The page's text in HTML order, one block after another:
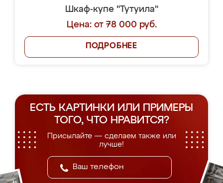
Шкаф-купе "Тутуила"
Цена: от 78 000 руб.
ПОДРОБНЕЕ
ЕСТЬ КАРТИНКИ ИЛИ ПРИМЕРЫ
ТОГО, ЧТО НРАВИТСЯ?
Присылайте — сделаем также или
лучше!